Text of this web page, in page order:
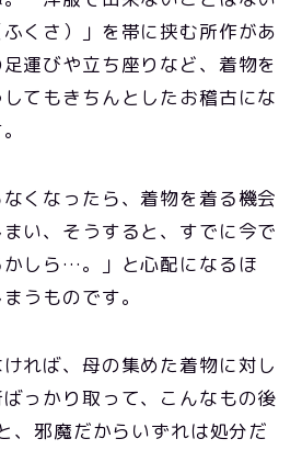
くさ）」を帯に挟む所作があ
運びや立ち座りなど、着物を
てもきちんとしたお稽古にな
くなったら、着物を着る機会
い、そうすると、すでに今で
しら…。」と心配になるほ
うものです。
れば、母の集めた着物に対し
っかり取って、こんなもの後
、邪魔だからいずれは処分だ